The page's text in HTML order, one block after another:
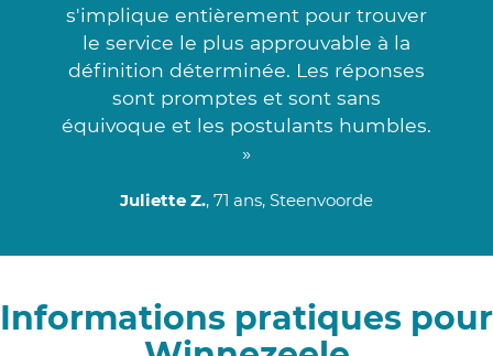
s'implique entièrement pour trouver
le service le plus approuvable à la
définition déterminée. Les réponses
sont promptes et sont sans
équivoque et les postulants humbles.
»
Juliette Z., 71 ans, Steenvoorde
Informations pratiques pour